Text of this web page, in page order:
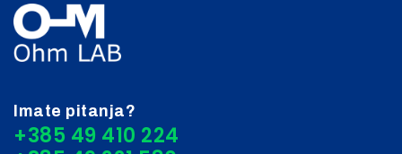
Imate pitanja?
+385 49 410 224